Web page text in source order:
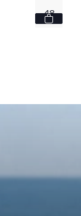
48